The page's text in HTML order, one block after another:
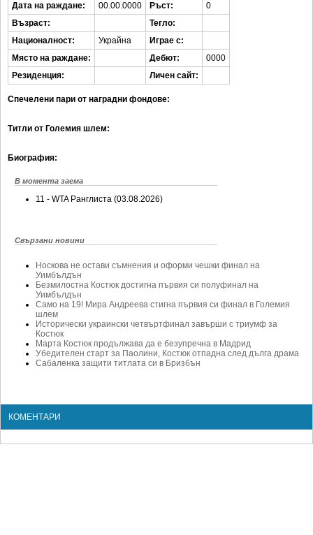
ATP
LIVE SCORES
ТУРНИРИ
КЛУБОВЕ
БЛОГ
ВИДЕО
Топ 10
Любопитно
Истории
Спорт&Фитнес
Други
Любители
Дата на раждане: 00.00.0000 Ръст:
0
Възраст:
Тегло:
Националност:
Украйна
Играе с:
Място на раждане:
Дебют:
0000
Резиденция:
Личен сайт:
Спечелени пари от наградни фондове:
Титли от Големия шлем:
Биография:
В момента заема
11 - WTA Ранглиста (03.08.2026)
Свързани новини
Носкова не остави съмнения и оформи чешки финал на
Уимбълдън
Безмилостна Костюк достигна първия си полуфинал на
Уимбълдън
Само на 19! Мира Андреева стигна първия си финал в Големия
шлем
Исторически украински четвъртфинал завърши с триумф за
Костюк
Марта Костюк продължава да е безупречна в Мадрид
Убедителен старт за Паолини, Костюк отпадна след дълга драма
Сабаленка защити титлата си в Бризбън
КОМЕНТАРИ